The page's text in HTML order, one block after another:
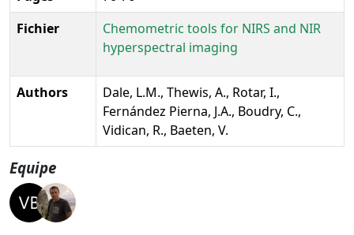
Fichier
Chemometric tools for NIRS and NIR
hyperspectral imaging
Authors
Dale, L.M., Thewis, A., Rotar, I.,
Fernández Pierna, J.A., Boudry, C.,
Vidican, R., Baeten, V.
Equipe